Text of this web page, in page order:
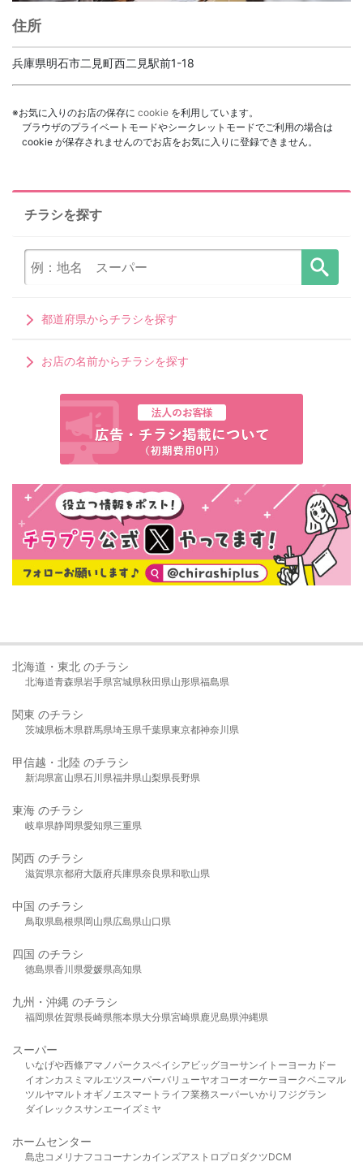
住所
兵庫県明石市二見町西二見駅前1-18
※お気に入りのお店の保存に cookie を利用しています。
ブラウザのプライベートモードやシークレットモードでご利用の場合は
cookie が保存されませんのでお店をお気に入りに登録できません。
チラシを探す
都道府県からチラシを探す
お店の名前からチラシを探す
北海道・東北 のチラシ
北海道青森県岩手県宮城県秋田県山形県福島県
関東 のチラシ
茨城県栃木県群馬県埼玉県千葉県東京都神奈川県
甲信越・北陸 のチラシ
新潟県富山県石川県福井県山梨県長野県
東海 のチラシ
岐阜県静岡県愛知県三重県
関西 のチラシ
滋賀県京都府大阪府兵庫県奈良県和歌山県
中国 のチラシ
鳥取県島根県岡山県広島県山口県
四国 のチラシ
徳島県香川県愛媛県高知県
九州・沖縄 のチラシ
福岡県佐賀県長崎県熊本県大分県宮崎県鹿児島県沖縄県
スーパー
いなげや西條アマノパークスベイシア ビッグヨーサンイトーヨーカドー
イオンカスミ マルエツスーパーバリューヤオコーオーケー ヨークベニマル
ツルヤマルト オギノ エスマート ライフ業務スーパーいかり フジグラン
ダイレックスサンエーイズミヤ
ホームセンター
島忠 コメリ ナフコ コーナンカインズアストロプロダクツDCM